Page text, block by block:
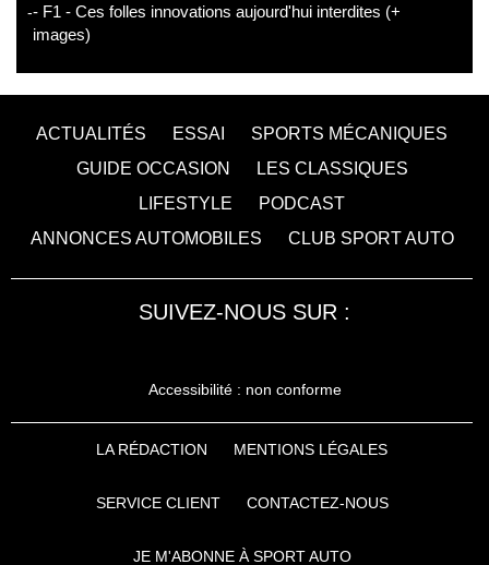
- F1 - Ces folles innovations aujourd'hui interdites (+
images)
ACTUALITÉS ESSAI
SPORTS MÉCANIQUES
GUIDE OCCASION
LES CLASSIQUES
LIFESTYLE
PODCAST
ANNONCES AUTOMOBILES
CLUB SPORT AUTO
SUIVEZ-NOUS SUR :
Accessibilité : non conforme
LA RÉDACTION MENTIONS LÉGALES
SERVICE CLIENT CONTACTEZ-NOUS
JE M'ABONNE À SPORT AUTO